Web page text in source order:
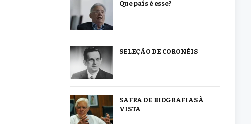
Que país é esse?
SELEÇÃO DE CORONÉIS
SAFRA DE BIOGRAFIAS À
VISTA